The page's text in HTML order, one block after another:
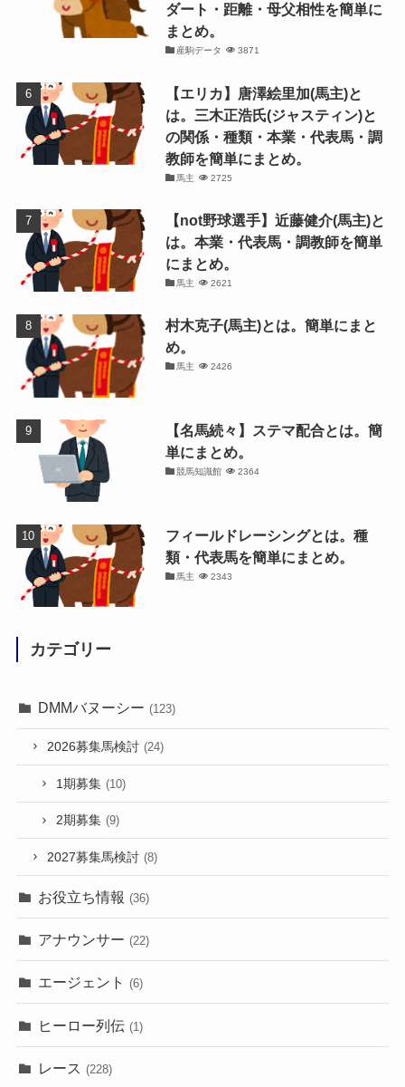
ダート・距離・母父相性を簡単に
まとめ。
産駒データ 3871
【エリカ】唐澤絵里加(馬主)と
は。三木正浩氏(ジャスティン)と
の関係・種類・本業・代表馬・調
教師を簡単にまとめ。
馬主 2725
【not野球選手】近藤健介(馬主)と
は。本業・代表馬・調教師を簡単
にまとめ。
馬主 2621
村木克子(馬主)とは。簡単にまと
め。
馬主 2426
【名馬続々】ステマ配合とは。簡
単にまとめ。
競馬知識館 2364
フィールドレーシングとは。種
類・代表馬を簡単にまとめ。
馬主 2343
カテゴリー
DMMバヌーシー (123)
2026募集馬検討 (24)
1期募集 (10)
2期募集 (9)
2027募集馬検討 (8)
お役立ち情報 (36)
アナウンサー (22)
エージェント (6)
ヒーロー列伝 (1)
レース (228)